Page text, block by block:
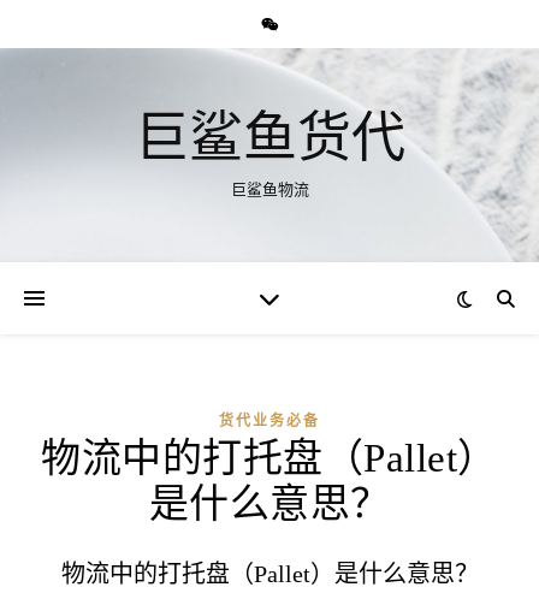
巨鲨鱼货代
巨鲨鱼物流
货代业务必备
物流中的打托盘（Pallet）
是什么意思？
物流中的打托盘（Pallet）是什么意思？